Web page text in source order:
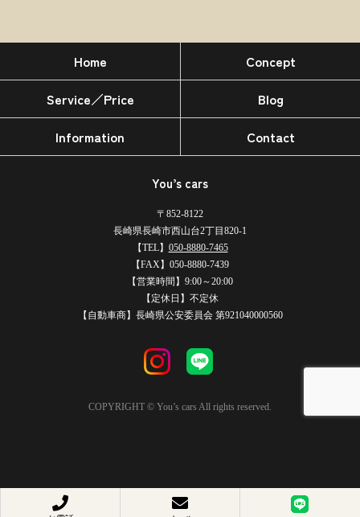
Home
Concept
Service／Price
Blog
Information
Contact
You’s cars
〒852-8122
長崎県長崎市西山台2丁目820-1
【TEL】 050-8880-7465
【FAX】050-8880-7439
【営業時間】9:00～20:00
【定休日】不定休
【自動車商】長崎県公安委員会 第921040000560
COPYRIGHT © You’s cars All rights reserved.